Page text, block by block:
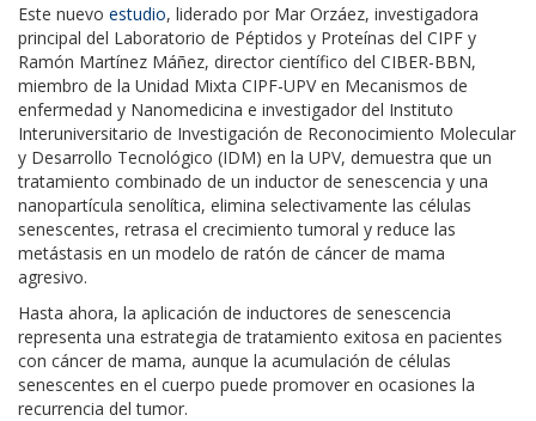
Este nuevo estudio, liderado por Mar Orzáez, investigadora
principal del Laboratorio de Péptidos y Proteínas del CIPF y
Ramón Martínez Máñez, director científico del CIBER-BBN,
miembro de la Unidad Mixta CIPF-UPV en Mecanismos de
enfermedad y Nanomedicina e investigador del Instituto
Interuniversitario de Investigación de Reconocimiento Molecular
y Desarrollo Tecnológico (IDM) en la UPV, demuestra que un
tratamiento combinado de un inductor de senescencia y una
nanopartícula senolítica, elimina selectivamente las células
senescentes, retrasa el crecimiento tumoral y reduce las
metástasis en un modelo de ratón de cáncer de mama
agresivo.
Hasta ahora, la aplicación de inductores de senescencia
representa una estrategia de tratamiento exitosa en pacientes
con cáncer de mama, aunque la acumulación de células
senescentes en el cuerpo puede promover en ocasiones la
recurrencia del tumor.